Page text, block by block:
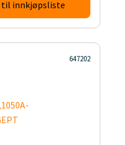
til innkjøpsliste
647202